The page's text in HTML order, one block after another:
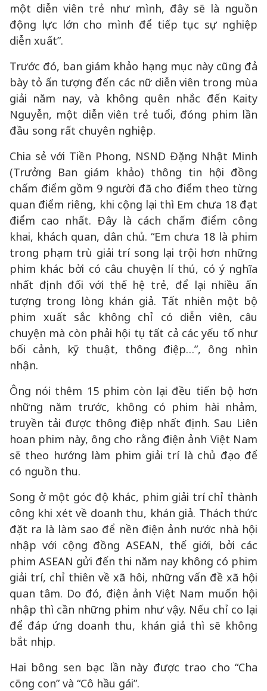
một diễn viên trẻ như mình, đây sẽ là nguồn
động lực lớn cho mình để tiếp tục sự nghiệp
diễn xuất”.
Trước đó, ban giám khảo hạng mục này cũng đả
bày tỏ ấn tượng đến các nữ diễn viên trong mùa
giải năm nay, và không quên nhắc đến Kaity
Nguyễn, một diễn viên trẻ tuổi, đóng phim lần
đầu song rất chuyên nghiệp.
Chia sẻ với Tiền Phong, NSND Đặng Nhật Minh
(Trưởng Ban giám khảo) thông tin hội đồng
chấm điểm gồm 9 người đã cho điểm theo từng
quan điểm riêng, khi cộng lại thì Em chưa 18 đạt
điểm cao nhất. Đây là cách chấm điểm công
khai, khách quan, dân chủ. “Em chưa 18 là phim
trong phạm trù giải trí song lại trội hơn những
phim khác bởi có câu chuyện lí thú, có ý nghĩa
nhất định đối với thế hệ trẻ, để lại nhiều ấn
tượng trong lòng khán giả. Tất nhiên một bộ
phim xuất sắc không chỉ có diễn viên, câu
chuyện mà còn phải hội tụ tất cả các yếu tố như
bối cảnh, kỹ thuật, thông điệp…”, ông nhìn
nhận.
Ông nói thêm 15 phim còn lại đều tiến bộ hơn
những năm trước, không có phim hài nhảm,
truyền tải được thông điệp nhất định. Sau Liên
hoan phim này, ông cho rằng điện ảnh Việt Nam
sẽ theo hướng làm phim giải trí là chủ đạo để
có nguồn thu.
Song ở một góc độ khác, phim giải trí chỉ thành
công khi xét về doanh thu, khán giả. Thách thức
đặt ra là làm sao để nền điện ảnh nước nhà hội
nhập với cộng đồng ASEAN, thế giới, bởi các
phim ASEAN gửi đến thi năm nay không có phim
giải trí, chỉ thiên về xã hôi, những vấn đề xã hội
quan tâm. Do đó, điện ảnh Việt Nam muốn hội
nhập thì cần những phim như vậy. Nếu chỉ co lại
để đáp ứng doanh thu, khán giả thì sẽ không
bắt nhịp.
Hai bông sen bạc lần này được trao cho “Cha
cõng con” và “Cô hầu gái”.